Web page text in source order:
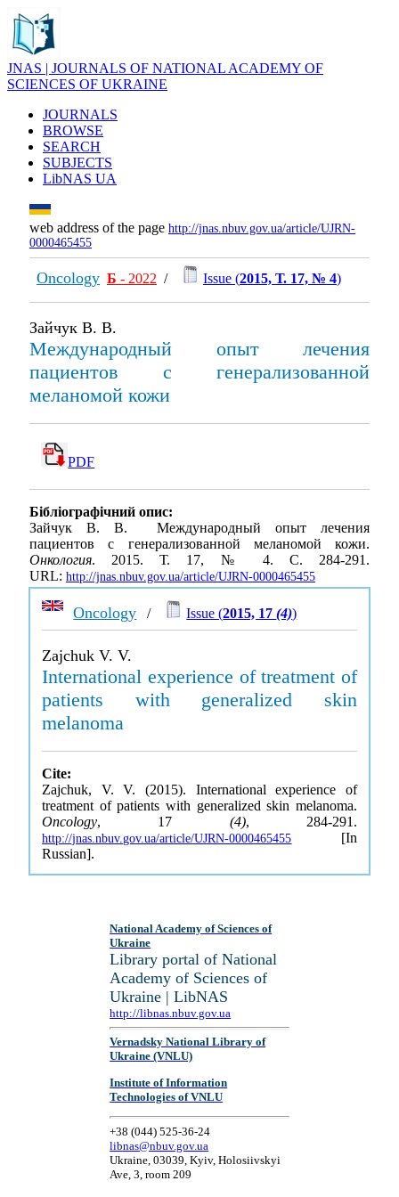
JNAS | JOURNALS OF NATIONAL ACADEMY OF
SCIENCES OF UKRAINE
JOURNALS
BROWSE
SEARCH
SUBJECTS
LibNAS UA
web address of the page http://jnas.nbuv.gov.ua/article/UJRN-
0000465455
Oncology Б - 2022 / Issue (2015, Т. 17, № 4)
Зайчук В. В.
Международный опыт лечения
пациентов с генерализованной
меланомой кожи
PDF
Бібліографічний опис:
Зайчук В. В. Международный опыт лечения
пациентов с генерализованной меланомой кожи.
Онкология. 2015. Т. 17, № 4. С. 284-291.
URL: http://jnas.nbuv.gov.ua/article/UJRN-0000465455
Oncology / Issue (2015, 17(4))
Zajchuk V. V.
International experience of treatment of
patients with generalized skin
melanoma
Cite:
Zajchuk, V. V. (2015). International experience of
treatment of patients with generalized skin melanoma.
Oncology, 17 (4), 284-291.
http://jnas.nbuv.gov.ua/article/UJRN-0000465455 [In
Russian].
National Academy of Sciences of
Ukraine
Library portal of National
Academy of Sciences of
Ukraine | LibNAS
http://libnas.nbuv.gov.ua
Vernadsky National Library of
Ukraine (VNLU)
Institute of Information
Technologies of VNLU
+38 (044) 525-36-24
libnas@nbuv.gov.ua
Ukraine, 03039, Kyiv, Holosiivskyi
Ave, 3, room 209